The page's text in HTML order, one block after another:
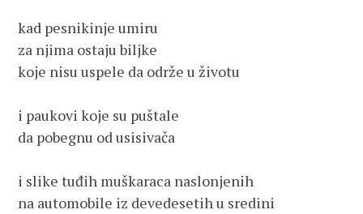
kad pesnikinje umiru
za njima ostaju biljke
koje nisu uspele da održe u životu
i paukovi koje su puštale
da pobegnu od usisivača
i slike tuđih muškaraca naslonjenih
na automobile iz devedesetih u sredini